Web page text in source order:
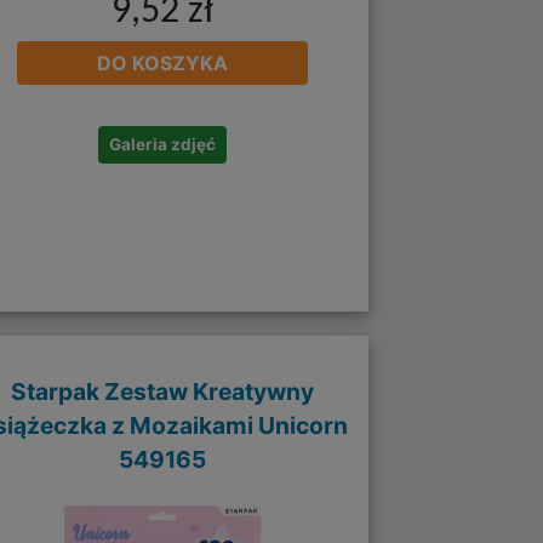
9,52 zł
DO KOSZYKA
Galeria zdjęć
Starpak Zestaw Kreatywny
z Mozaikami Unicorn
549165